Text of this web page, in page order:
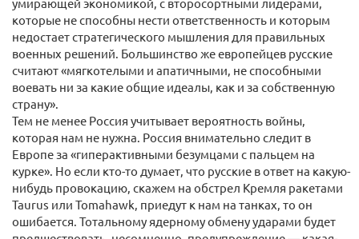
которые не способны нести ответственность и которым
недостает стратегического мышления для правильных
военных решений. Большинство же европейцев русские
считают «мягкотелыми и апатичными, не способными
воевать ни за какие общие идеалы, как и за собственную
страну».
Тем не менее Россия учитывает вероятность войны,
которая нам не нужна. Россия внимательно следит в
Европе за «гиперактивными безумцами с пальцем на
курке». Но если кто-то думает, что русские в ответ на какую-
нибудь провокацию, скажем на обстрел Кремля ракетами
Taurus или Tomahawk, приедут к нам на танках, то он
ошибается. Тотальному ядерному обмену ударами будет